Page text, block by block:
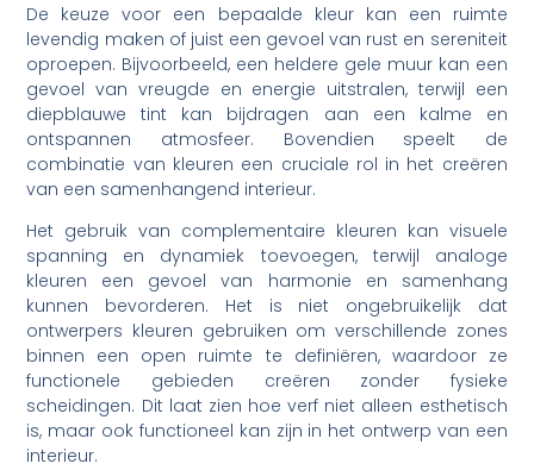
De keuze voor een bepaalde kleur kan een ruimte
levendig maken of juist een gevoel van rust en sereniteit
oproepen. Bijvoorbeeld, een heldere gele muur kan een
gevoel van vreugde en energie uitstralen, terwijl een
diepblauwe tint kan bijdragen aan een kalme en
ontspannen atmosfeer. Bovendien speelt de
combinatie van kleuren een cruciale rol in het creëren
van een samenhangend interieur.
Het gebruik van complementaire kleuren kan visuele
spanning en dynamiek toevoegen, terwijl analoge
kleuren een gevoel van harmonie en samenhang
kunnen bevorderen. Het is niet ongebruikelijk dat
ontwerpers kleuren gebruiken om verschillende zones
binnen een open ruimte te definiëren, waardoor ze
functionele gebieden creëren zonder fysieke
scheidingen. Dit laat zien hoe verf niet alleen esthetisch
is, maar ook functioneel kan zijn in het ontwerp van een
interieur.